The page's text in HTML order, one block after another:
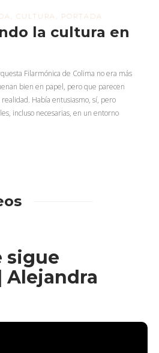
CULTURA PORTADA
la cultura en
Filarmónica de Colima no era más
bien en papel, pero que parecen
Había entusiasmo, sí, pero
incluso necesarias, en un entorno
sigue
Alejandra